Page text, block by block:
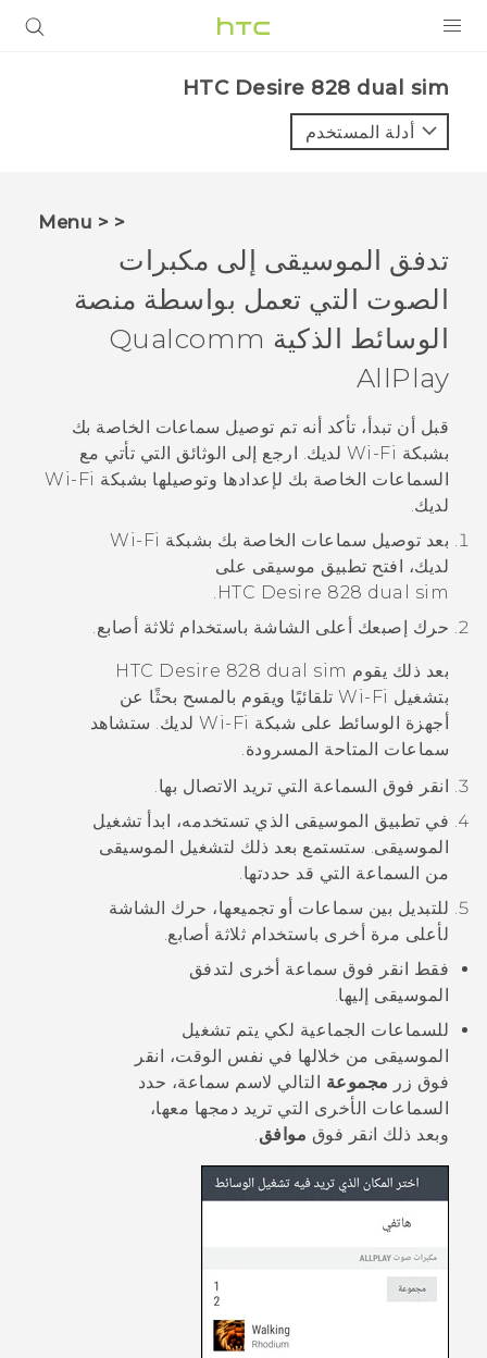
VIVE
VIVERSE
البرامج + التطبيقات
الدعم
أجهزة HTC والملحقات
HTC Desire 828 dual sim‎
أدلة المستخدم
< < Menu
تدفق الموسيقى إلى مكبرات
الصوت التي تعمل بواسطة منصة
الوسائط الذكية Qualcomm
AllPlay
قبل أن تبدأ، تأكد أنه تم توصيل سماعات الخاصة بك
بشبكة Wi‍-Fi لديك. ارجع إلى الوثائق التي تأتي مع
السماعات الخاصة بك لإعدادها وتوصيلها بشبكة Wi‍-Fi
لديك.
بعد توصيل سماعات الخاصة بك بشبكة Wi‍-Fi
لديك، افتح تطبيق موسيقى على
HTC Desire 828 dual sim
.
حرك إصبعك أعلى الشاشة باستخدام ثلاثة أصابع.
بعد ذلك يقوم HTC Desire 828 dual sim
بتشغيل Wi‍-Fi تلقائيًا ويقوم بالمسح بحثًا عن
أجهزة الوسائط على شبكة Wi‍-Fi لديك. ستشاهد
سماعات المتاحة المسرودة.
انقر فوق السماعة التي تريد الاتصال بها.
في تطبيق الموسيقى الذي تستخدمه، ابدأ تشغيل
الموسيقى. ستستمع بعد ذلك لتشغيل الموسيقى
من السماعة التي قد حددتها.
للتبديل بين سماعات أو تجميعها، حرك الشاشة
لأعلى مرة أخرى باستخدام ثلاثة أصابع.
فقط انقر فوق سماعة أخرى لتدفق
الموسيقى إليها.
للسماعات الجماعية لكي يتم تشغيل
الموسيقى من خلالها في نفس الوقت، انقر
فوق زر مجموعة التالي لاسم سماعة، حدد
السماعات الأخرى التي تريد دمجها معها،
وبعد ذلك انقر فوق موافق.